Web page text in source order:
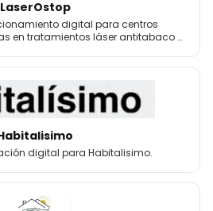
LaserOstop
digital para centros
en tratamientos láser antitabaco y
digital para Habitalisimo.